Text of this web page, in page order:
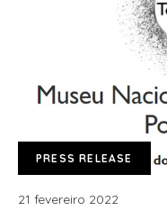
PRESS RELEASE
21 fevereiro 2022